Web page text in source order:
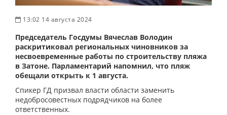
13:02 14 августа 2024
Председатель Госдумы Вячеслав Володин
раскритиковал региональных чиновников за
несвоевременные работы по строительству пляжа
в Затоне. Парламентарий напомнил, что пляж
обещали открыть к 1 августа.
Спикер ГД призвал власти области заменить
недобросовестных подрядчиков на более
ответственных.